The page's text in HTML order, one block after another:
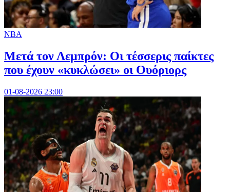
NBA
Μετά τον Λεμπρόν: Οι τέσσερις παίκτες
που έχουν «κυκλώσει» οι Ουόριορς
01-08-2026 23:00